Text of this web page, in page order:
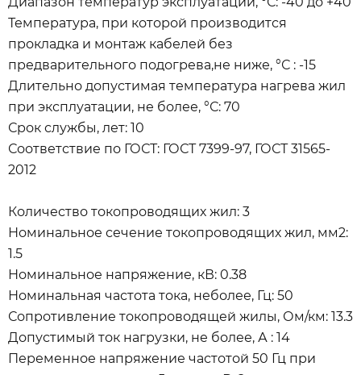
Температура, при которой производится
прокладка и монтаж кабелей без
предварительного подогрева,не ниже, °С : -15
Длительно допустимая температура нагрева жил
при эксплуатации, не более, °С: 70
Срок службы, лет: 10
Соответствие по ГОСТ: ГОСТ 7399-97, ГОСТ 31565-
2012
Количество токопроводящих жил: 3
Номинальное сечение токопроводящих жил, мм2:
1.5
Номинальное напряжение, кВ: 0.38
Номинальная частота тока, неболее, Гц: 50
Сопротивление токопроводящей жилы, Ом/км: 13.3
Допустимый ток нагрузки, не более, А : 14
Переменное напряжение частотой 50 Гц при